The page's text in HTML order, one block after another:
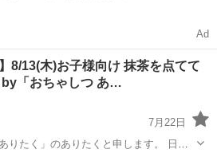
Ad
】8/13(木)お子様向け 抹茶を点てて
by「おちゃしつ あ…
7月22日
たく」のありたくと申します。 日本